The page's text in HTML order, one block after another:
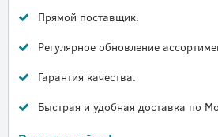
Прямой поставщик.
Регулярное обновление
Гарантия качества.
Быстрая и удобная доставка по